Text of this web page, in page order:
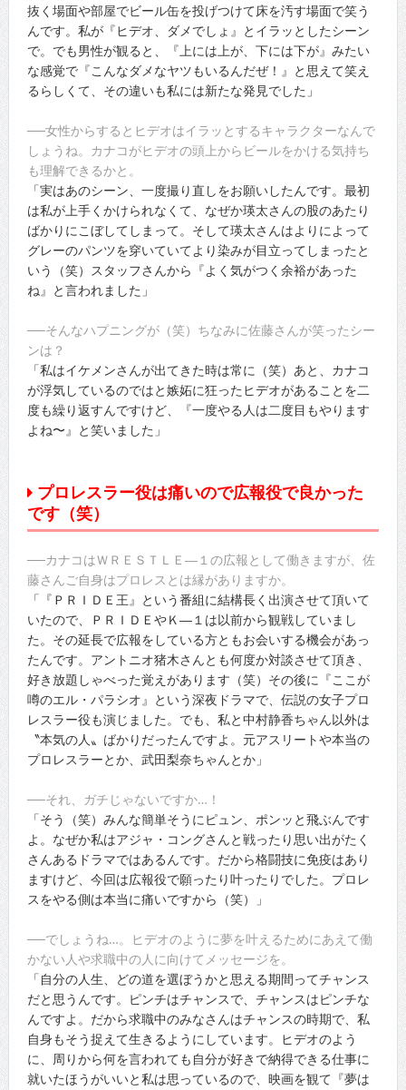
抜く場面や部屋でビール缶を投げつけて床を汚す場面で笑う
んです。私が『ヒデオ、ダメでしょ』とイラッとしたシーン
で。でも男性が観ると、『上には上が、下には下が』みたい
な感覚で『こんなダメなヤツもいるんだぜ！』と思えて笑え
るらしくて、その違いも私には新たな発見でした」
──女性からするとヒデオはイラッとするキャラクターなんで
しょうね。カナコがヒデオの頭上からビールをかける気持ち
も理解できるかと。
「実はあのシーン、一度撮り直しをお願いしたんです。最初
は私が上手くかけられなくて、なぜか瑛太さんの股のあたり
ばかりにこぼしてしまって。そして瑛太さんはよりによって
グレーのパンツを穿いていてより染みが目立ってしまったと
いう（笑）スタッフさんから『よく気がつく余裕があった
ね』と言われました」
──そんなハプニングが（笑）ちなみに佐藤さんが笑ったシー
ンは？
「私はイケメンさんが出てきた時は常に（笑）あと、カナコ
が浮気しているのではと嫉妬に狂ったヒデオがあることを二
度も繰り返すんですけど、『一度やる人は二度目もやります
よね〜』と笑いました」
プロレスラー役は痛いので広報役で良かった
です（笑）
──カナコはＷＲＥＳＴＬＥ―１の広報として働きますが、佐
藤さんご自身はプロレスとは縁がありますか。
「『ＰＲＩＤＥ王』という番組に結構長く出演させて頂いて
いたので、ＰＲＩＤＥやＫ―１は以前から観戦していまし
た。その延長で広報をしている方ともお会いする機会があっ
たんです。アントニオ猪木さんとも何度か対談させて頂き、
好き放題しゃべった覚えがあります（笑）その後に『ここが
噂のエル・パラシオ』という深夜ドラマで、伝説の女子プロ
レスラー役も演じました。でも、私と中村静香ちゃん以外は
〝本気の人〟ばかりだったんですよ。元アスリートや本当の
プロレスラーとか、武田梨奈ちゃんとか」
──それ、ガチじゃないですか…！
「そう（笑）みんな簡単そうにピュン、ポンッと飛ぶんです
よ。なぜか私はアジャ・コングさんと戦ったり思い出がたく
さんあるドラマではあるんです。だから格闘技に免疫はあり
ますけど、今回は広報役で願ったり叶ったりでした。プロレ
スをやる側は本当に痛いですから（笑）」
──でしょうね…。ヒデオのように夢を叶えるためにあえて働
かない人や求職中の人に向けてメッセージを。
「自分の人生、どの道を選ぼうかと思える期間ってチャンス
だと思うんです。ピンチはチャンスで、チャンスはピンチな
んですよ。だから求職中のみなさんはチャンスの時期で、私
自身もそう捉えて生きるようにしています。ヒデオのよう
に、周りから何を言われても自分が好きで納得できる仕事に
就いたほうがいいと私は思っているので、映画を観て『夢は